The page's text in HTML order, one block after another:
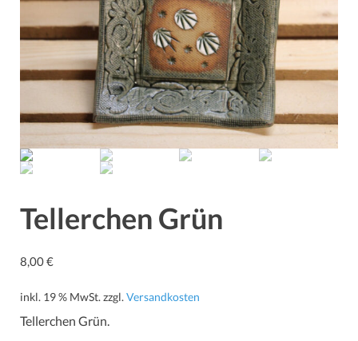
Tellerchen Grün
8,00€
inkl. 19 % MwSt. zzgl. Versandkosten
Tellerchen Grün.